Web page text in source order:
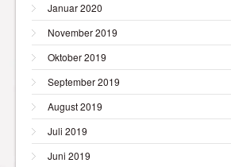
Januar 2020
November 2019
Oktober 2019
September 2019
August 2019
Juli 2019
Juni 2019